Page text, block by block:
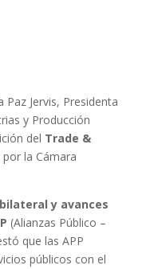
Jervis, Presidenta
y Producción
del Trade &
la Cámara
y avances
(Alianzas Público –
que las APP
públicos con el